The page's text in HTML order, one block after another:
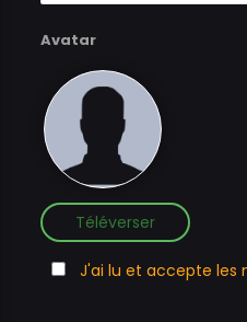
Avatar
Téléverser
J'ai lu et accepte les